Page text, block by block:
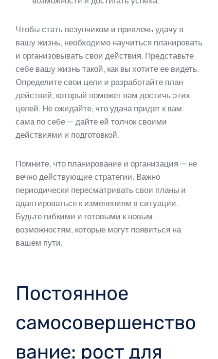
Чтобы стать везунчиком и привлечь удачу в
вашу жизнь, необходимо научиться планировать
и организовывать свои действия. Представьте
себе вашу жизнь такой, как вы хотите ее видеть.
Определите свои цели и разработайте план
действий, который поможет вам достичь этих
целей. Не ожидайте, что удача придет к вам
сама по себе — дайте ей толчок своими
действиями и подготовкой.
Помните, что планирование и организация — не
вечно действующие стратегии. Важно
периодически пересматривать свои планы и
адаптироваться к изменениям в ситуации.
Будьте гибкими и готовыми к новым
возможностям, которые могут появиться на
вашем пути.
Постоянное
самосовершенство
вание: рост для